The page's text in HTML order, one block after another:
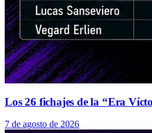
Los 26 fichajes de la “Era
7 de agosto de 2026